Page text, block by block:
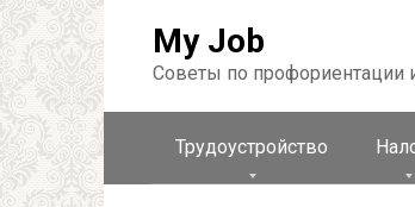
My Job
Советы по профориентации
Трудоустройство